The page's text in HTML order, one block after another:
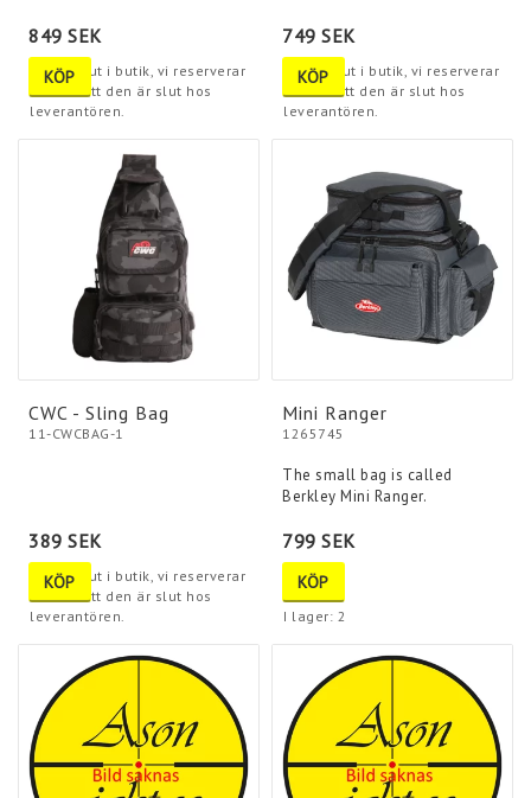
849 SEK
Tyvärr slut i butik, vi reserverar
oss för att den är slut hos
leverantören.
KÖP
749 SEK
Tyvärr slut i butik, vi reserverar
oss för att den är slut hos
leverantören.
KÖP
CWC - Sling Bag
11-CWCBAG-1
389 SEK
Tyvärr slut i butik, vi reserverar
oss för att den är slut hos
leverantören.
KÖP
Mini Ranger
1265745
The small bag is called
Berkley Mini Ranger.
799 SEK
I lager: 2
KÖP